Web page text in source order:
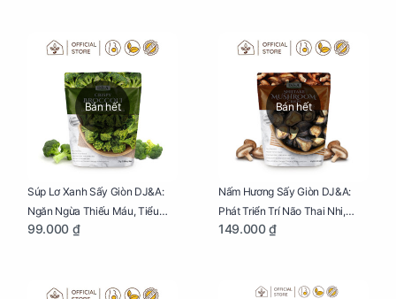
Bán hết
Súp Lơ Xanh Sấy Giòn DJ&A:
Ngăn Ngừa Thiếu Máu, Tiểu
Đường, Dị Tật Thai Nhi Túi 25g
99.000 ₫
Bán hết
Nấm Hương Sấy Giòn DJ&A:
Phát Triển Trí Não Thai Nhi,
Giảm Mệt Mỏi Cho Mẹ Bầu Túi
149.000 ₫